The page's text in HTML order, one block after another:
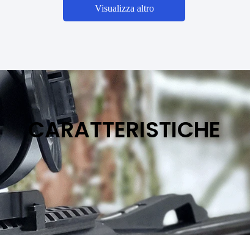
Visualizza altro
CARATTERISTICHE